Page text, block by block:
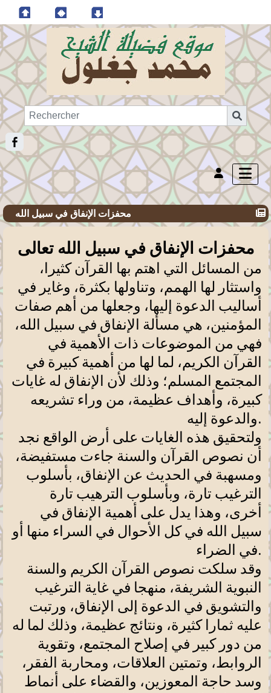
محفزات الإنفاق في سبيل الله
محفزات الإنفاق في سبيل الله تعالى
من المسائل التي اهتم بها القرآن كثيرا،
واستثار لها الهمم، وتناولها بكثرة، وغاير في
أساليب الدعوة إليها، وجعلها من أهم صفات
المؤمنين، هي مسألة الإنفاق في سبيل الله،
فهي من الموضوعات ذات الأهمية في
القرآن الكريم، لما لها من أهمية كبيرة في
المجتمع المسلم؛ وذلك لأن الإنفاق له غايات
كبيرة، وأهداف عظيمة، من وراء تشريعه
والدعوة إليه.
ولتحقيق هذه الغايات على أرض الواقع نجد
أن نصوص القرآن والسنة جاءت مستفيضة،
ومسهبة في الحديث عن الإنفاق، بأسلوب
الترغيب تارة، وبأسلوب الترهيب تارة
أخرى، وهذا يدل على أهمية الإنفاق في
سبيل الله في كل الأحوال في السراء منها أو
في الضراء.
وقد سلكت نصوص القرآن الكريم والسنة
النبوية الشريفة، منهجا في غاية الترغيب
والتشويق في الدعوة إلى الإنفاق، ورتبت
عليه ثمارا كثيرة، ونتائج عظيمة، وذلك لما له
من دور كبير في إصلاح المجتمع، وتقوية
الروابط، وتمتين العلاقات، ومحاربة الفقر،
وسد حاجة المعوزين، والقضاء على أنماط